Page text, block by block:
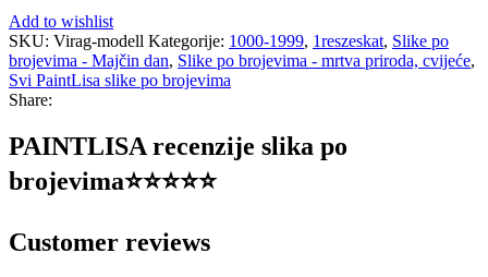
Add to wishlist
SKU: Virag-modell Kategorije: 1000-1999, 1reszeskat, Slike po
brojevima - Majčin dan, Slike po brojevima - mrtva priroda, cvijeće,
Svi PaintLisa slike po brojevima
Share:
PAINTLISA recenzije slika po
brojevima⭐️⭐️⭐️⭐️⭐️
Customer reviews